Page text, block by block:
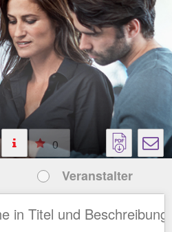
0
Veranstalter